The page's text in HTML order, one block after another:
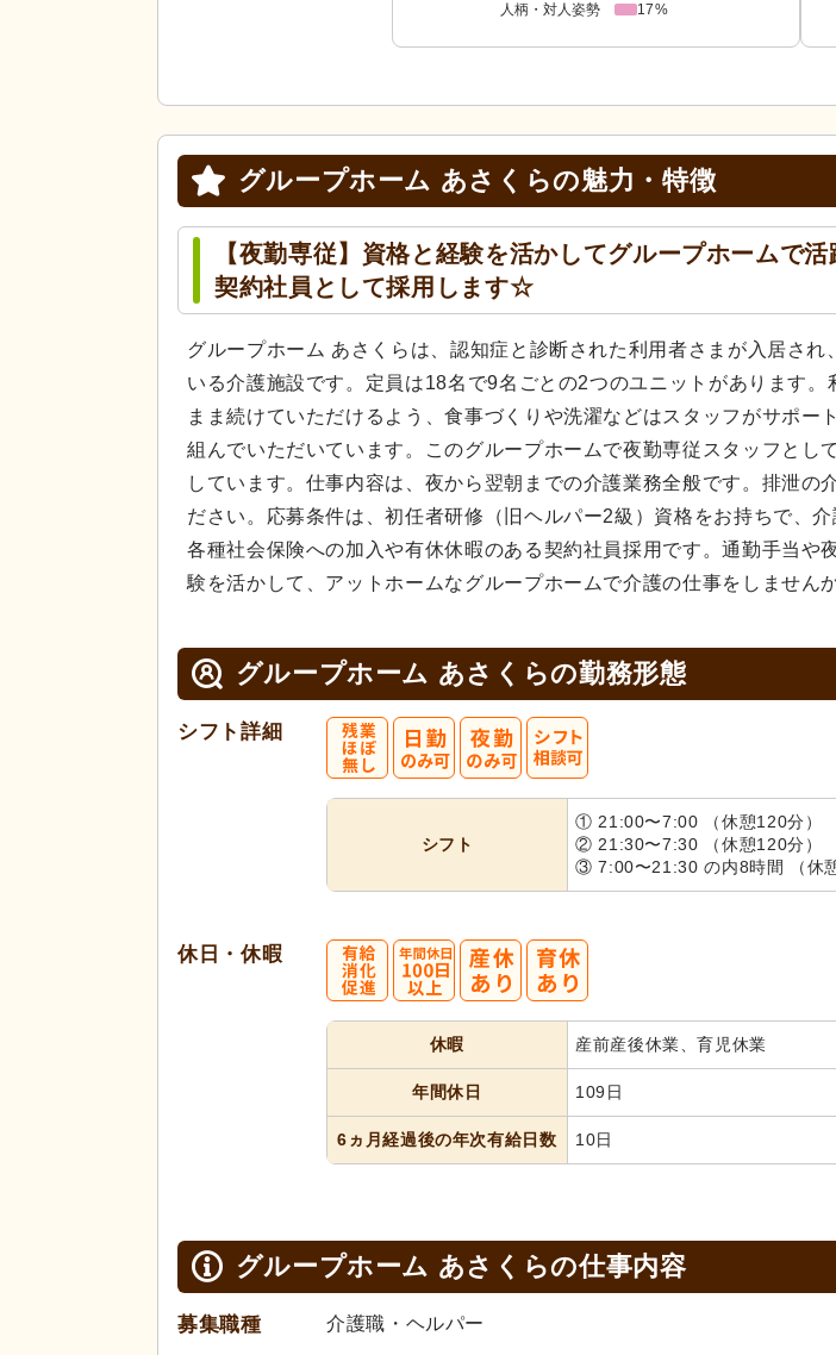
人柄・対人姿勢
17%
グループホーム あさくらの魅力・特徴
【夜勤専従】資格と経験を活かしてグループホームで
契約社員として採用します☆
グループホーム あさくらは、認知症と診断された利用者さまが入居され
いる介護施設です。定員は18名で9名ごとの2つのユニットがあります
まま続けていただけるよう、食事づくりや洗濯などはスタッフがサポー
組んでいただいています。このグループホームで夜勤専従スタッフとし
しています。仕事内容は、夜から翌朝までの介護業務全般です。排泄の
ださい。応募条件は、初任者研修（旧ヘルパー2級）資格をお持ちで、介
各種社会保険への加入や有休休暇のある契約社員採用です。通勤手当や
験を活かして、アットホームなグループホームで介護の仕事をしませんか
グループホーム あさくらの勤務形態
シフト詳細
シフト
① 21:00〜7:00 （休憩120分）
② 21:30〜7:30 （休憩120分）
③ 7:00〜21:30 の内8時間 （休
休日・休暇
休暇 産前産後休業、育児休業
年間休日 109日
6ヵ月経過後の年次有給日数 10日
グループホーム あさくらの仕事内容
募集職種 介護職・ヘルパー